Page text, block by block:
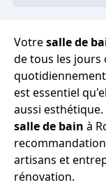
Votresalle de
de tous les jours
est essentiel
aussi esthétique.
salle de bain à
artisans et
rénovation.